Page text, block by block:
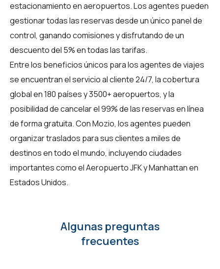
estacionamiento en aeropuertos. Los agentes pueden
gestionar todas las reservas desde un único panel de
control, ganando comisiones y disfrutando de un
descuento del 5% en todas las tarifas.
Entre los beneficios únicos para losagentes de viajes
se encuentran el servicio al cliente 24/7, la cobertura
global en 180 países y 3500+ aeropuertos, y la
posibilidad de cancelar el 99% de las reservas en línea
de forma gratuita. Con Mozio, los agentes pueden
organizar traslados para sus clientes a miles de
destinos en todo el mundo, incluyendo ciudades
importantes como el Aeropuerto JFK y Manhattan en
Estados Unidos.
Algunas preguntas
frecuentes